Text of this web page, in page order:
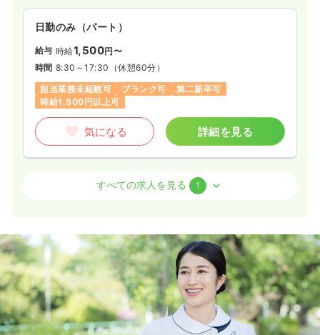
日勤のみ（パート）
給与 時給1,500円〜
時間 8:30～17:30 （休憩60分）
担当業務未経験可
ブランク可
第二新卒可
時給1,500円以上可
気になる 詳細を見る
正看護師 / 管理職
給与 19.0〜33.7 万円/月 賞与2ヶ月
※一例
時間 8:30～17:30
（休憩60分）
担当業務未経験可
ブランク可 月給33万円以上可
気になる 詳細を見る
すべての求人を見る 1